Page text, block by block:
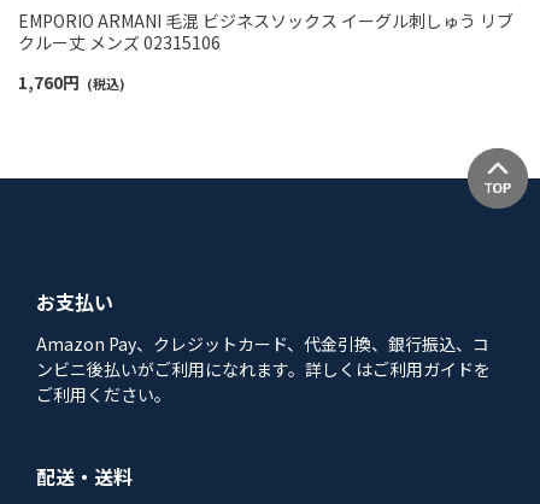
EMPORIO ARMANI 毛混 ビジネスソックス イーグル刺しゅう リブ
クルー丈 メンズ 02315106
1,760円 (税込)
お支払い
Amazon Pay、クレジットカード、代金引換、銀行振込、コ
ンビニ後払いがご利用になれます。詳しくはご利用ガイドを
ご利用ください。
配送・送料